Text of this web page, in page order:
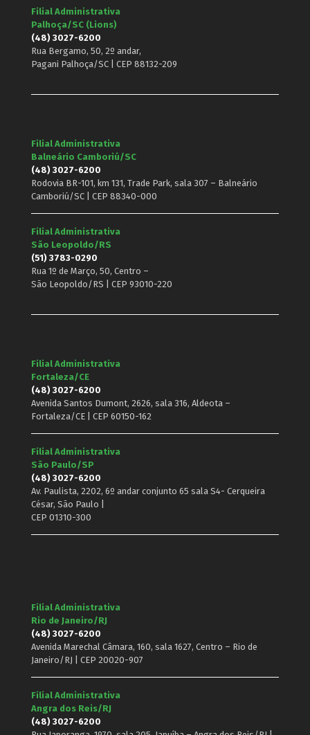
Filial Administrativa
Palhoça/SC (Lions)
(48) 3027-6200
Rua Bergamo, 50, 2º andar,
Pagani Palhoça/SC | CEP 88132-209
Filial Administrativa
Balneário Camboriú/SC
(48) 3027-6200
Rodovia BR-101, km 131, Trade Park, sala 307 – Balneário
Camboriú/SC | CEP 88340-000
Filial Administrativa
São Leopoldo/RS
(51) 3783-0290
Rua 1º de Março, 50, Centro –
São Leopoldo/RS | CEP 93010-220
Filial Administrativa
Fortaleza/CE
(48) 3027-6200
Avenida Santos Dumont, 2626, sala 316, Aldeota –
Fortaleza/CE | CEP 60150-162
Filial Administrativa
São Paulo/SP
(48) 3027-6200
Av. Paulista, 2202, 6º andar conjunto 65 sala S4- Cerqueira
César, São Paulo |
CEP 01310-300
Filial Administrativa
Rio de Janeiro/RJ
(48) 3027-6200
Avenida Marechal Câmara, 160, sala 1627, Centro – Rio de
Janeiro/RJ | CEP 20020-907
Filial Administrativa
Angra dos Reis/RJ
(48) 3027-6200